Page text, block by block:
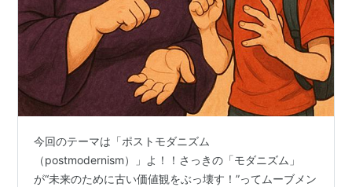
今回のテーマは「ポストモダニズム
（postmodernism）」よ！！さっきの「モダニズム」
が“未来のために古い価値観をぶっ壊す！”ってムーブメン